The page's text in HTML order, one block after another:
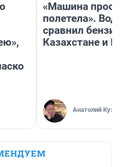
«Машина
полетела».
сравнил
Казахстане и
Анатолий